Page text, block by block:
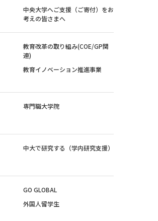
中央大学へご支援（ご寄付）をお
考えの皆さまへ
教育改革の取り組み(COE/GP関
連)
教育イノベーション推進事業
専門職大学院
中大で研究する（学内研究支援）
GO GLOBAL
外国人留学生